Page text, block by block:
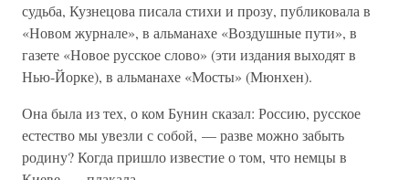
судьба, Кузнецова писала стихи и прозу, публиковала в
«Новом журнале», в альманахе «Воздушные пути», в
газете «Новое русское слово» (эти издания выходят в
Нью-Йорке), в альманахе «Мосты» (Мюнхен).
Она была из тех, о ком Бунин сказал: Россию, русское
естество мы увезли с собой, — разве можно забыть
родину? Когда пришло известие о том, что немцы в